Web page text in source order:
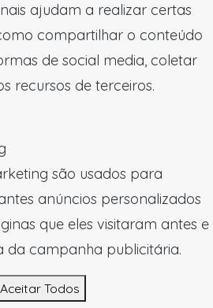
ajudam a realizar certas
compartilhar o conteúdo
de social media, coletar
recursos de terceiros.
são usados para
anúncios personalizados
que eles visitaram antes e
da campanha publicitária.
Aceitar Todos